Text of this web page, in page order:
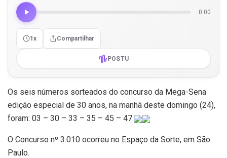
0:00
1x Compartilhar
POSTU
Os seis números sorteados do concurso da Mega-Sena
edição especial de 30 anos, na manhã deste domingo (24),
foram: 03 – 30 – 33 – 35 – 45 – 47.
O Concurso nº 3.010 ocorreu no Espaço da Sorte, em São
Paulo.